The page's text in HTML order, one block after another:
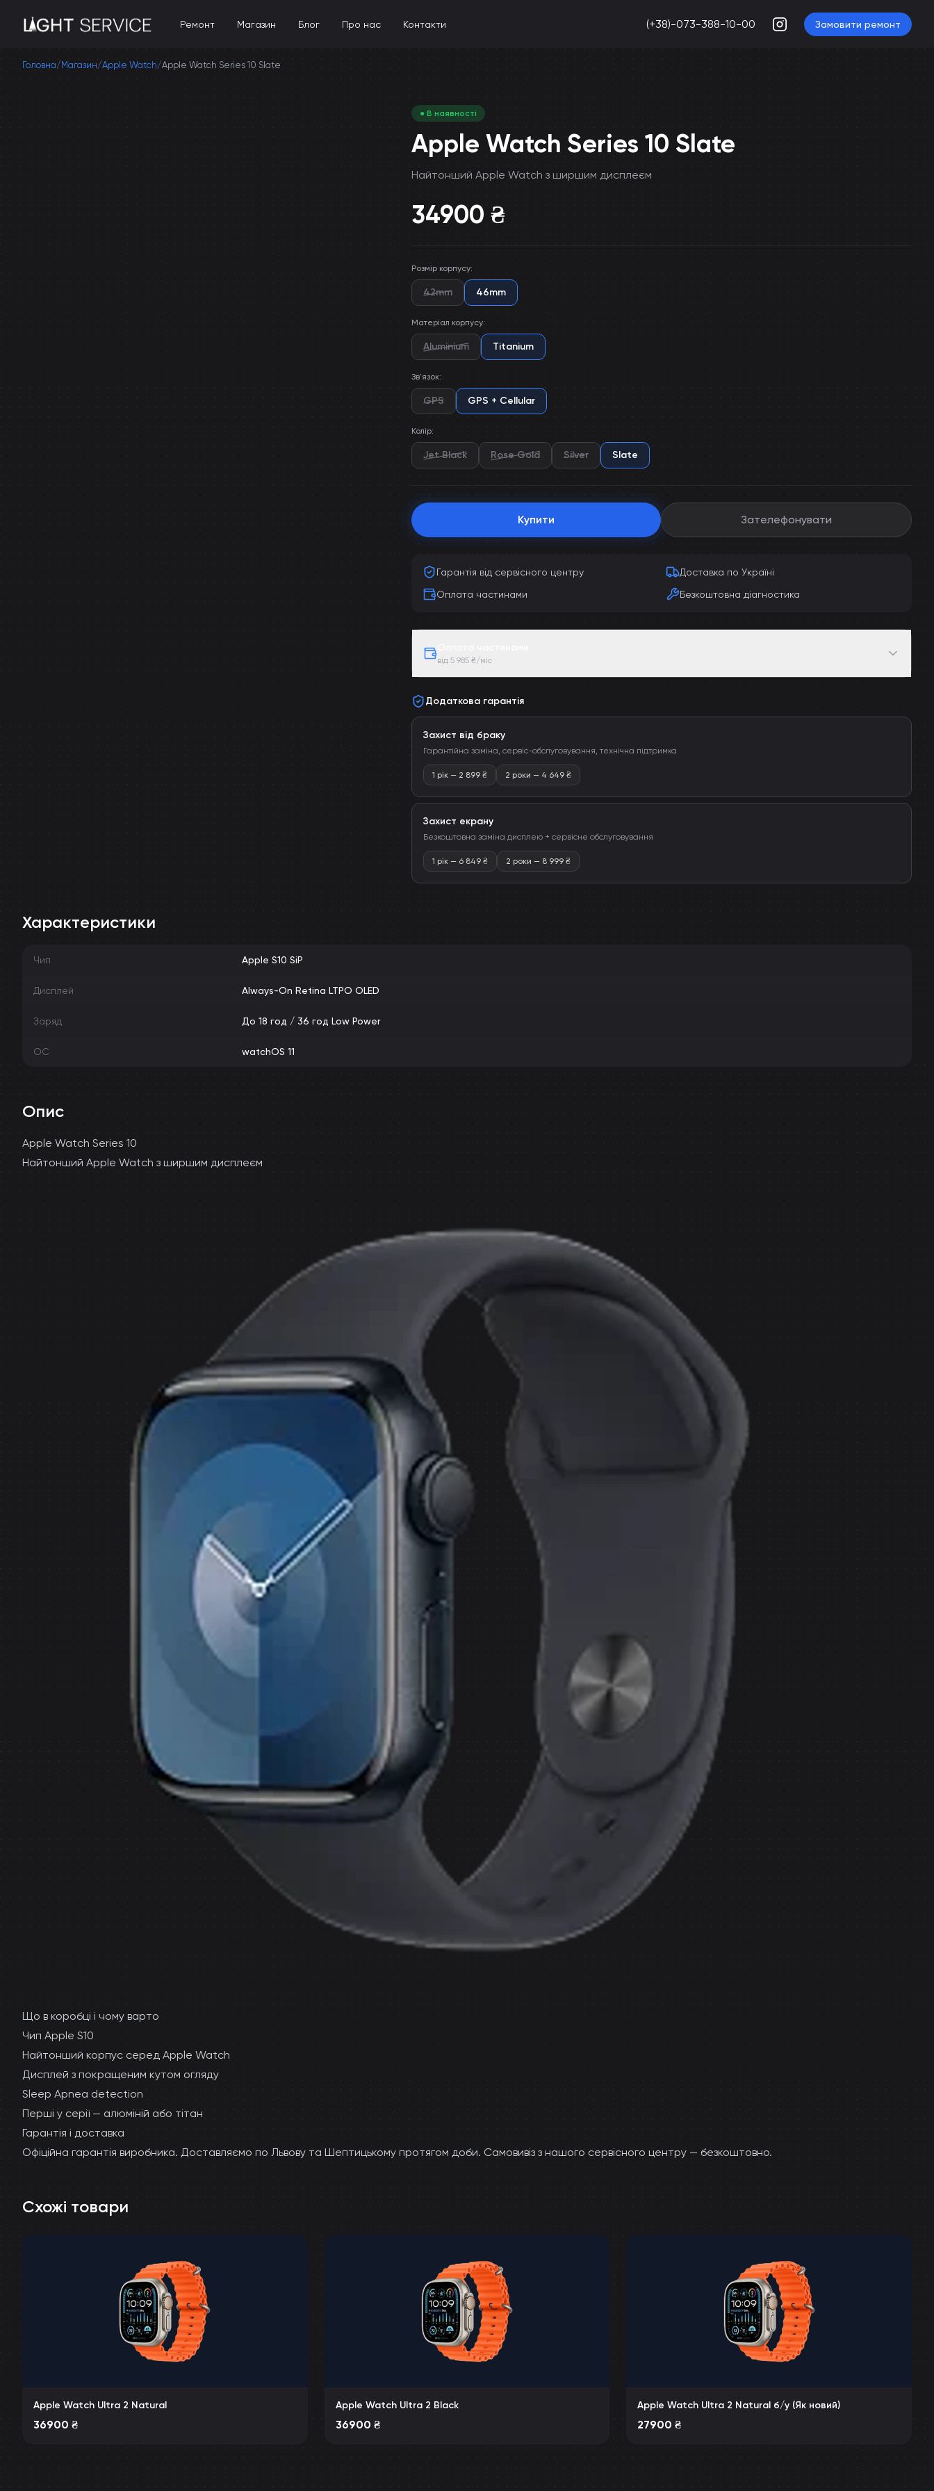
Ремонт Магазин Блог Про нас Контакти (+38)-073-388-10-00 Замовити ремонт
Головна/ Магазин/Apple Watch/Apple Watch Series 10 Slate
● В наявності
Apple Watch Series 10 Slate
Найтонший Apple Watch з ширшим дисплеєм
34900 ₴
Розмір корпусу:
42mm 46mm
Матеріал корпусу:
Aluminium Titanium
Зв'язок:
GPS GPS + Cellular
Колір:
Jet Black Rose Gold Silver Slate
Купити Зателефонувати
Гарантія від сервісного центру
Доставка по Україні
Оплата частинами
Безкоштовна діагностика
від 5 985 ₴/міс
Додаткова гарантія
Захист від браку
Гарантійна заміна, сервіс-обслуговування, технічна підтримка
1 рік — 2 899 ₴ 2 роки — 4 649 ₴
Захист екрану
Безкоштовна заміна дисплею + сервісне обслуговування
1 рік — 6 849 ₴ 2 роки — 8 999 ₴
Характеристики
Чип Apple S10 SiP
Дисплей Always-On Retina LTPO OLED
Заряд До 18 год / 36 год Low Power
ОС watchOS 11
Опис
Apple Watch Series 10
Найтонший Apple Watch з ширшим дисплеєм
Що в коробці і чому варто
Чип Apple S10
Найтонший корпус серед Apple Watch
Дисплей з покращеним кутом огляду
Sleep Apnea detection
Перші у серії — алюміній або тітан
Гарантія і доставка
Офіційна гарантія виробника. Доставляємо по Львову та Шептицькому протягом доби. Самовивіз з нашого сервісного центру — безкоштовно.
Схожі товари
Apple Watch Ultra 2 Natural
36900 ₴
Apple Watch Ultra 2 Black
36900 ₴
Apple Watch Ultra 2 Natural б/у (Як новий)
27900 ₴